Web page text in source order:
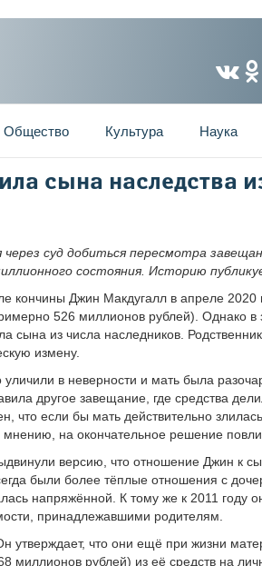
Общество Культура Наука
сына наследства
суд добиться пересмотра
состояния. Историю
кончины Джин Макдугалл в апреле 2020
526 миллионов рублей). Однако в
сына из числа наследников.
измену.
уличили в неверности и мать была
другое завещание, где средства
что если бы мать действительно
на окончательное решение
версию, что отношение Джин к
были более тёплые отношения с
напряжённой. К тому же к 2011 году
принадлежавшими родителям.
утверждает, что они ещё при жизни
миллионов рублей) из её средств на